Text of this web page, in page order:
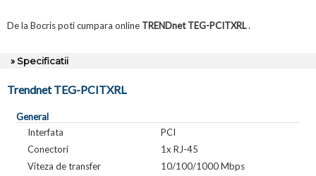
De la Bocris poti cumpara online TRENDnet TEG-PCITXRL.
» Specificatii
Trendnet TEG-PCITXRL
General
Interfata
PCI
Conectori
1x RJ-45
Viteza de transfer
10/100/1000 Mbps